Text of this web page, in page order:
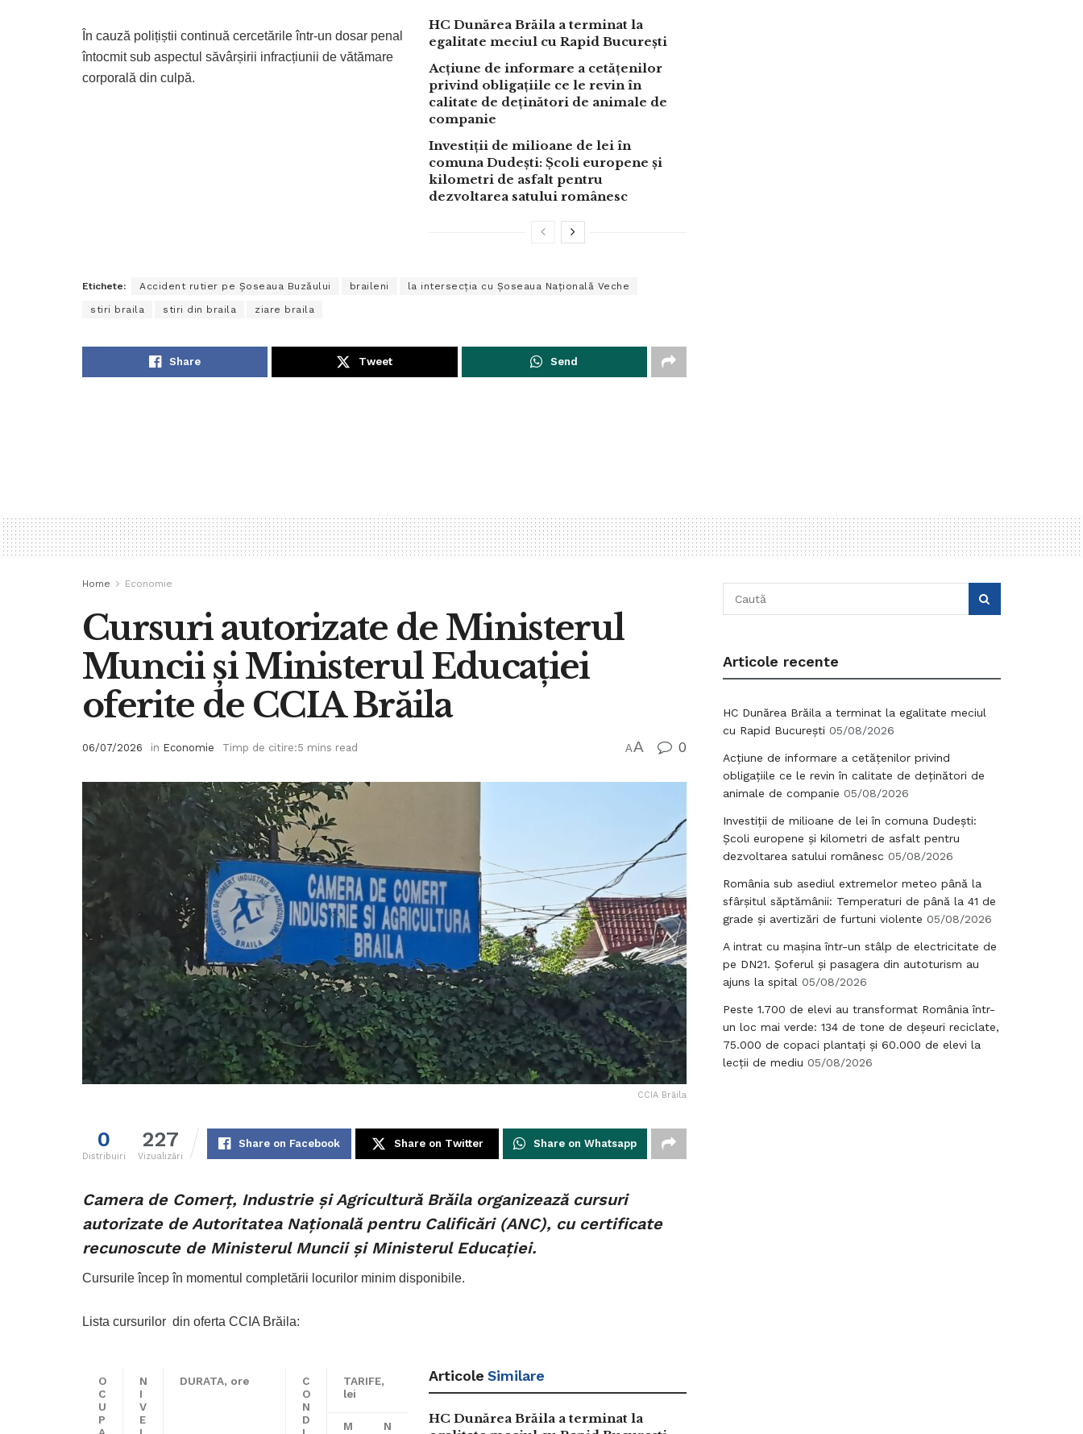
HC Dunărea Brăila a terminat la
egalitate meciul cu Rapid București
Acțiune de informare a cetățenilor
privind obligațiile ce le revin în
calitate de deținători de animale de
companie
Investiții de milioane de lei în
comuna Dudești: Școli europene și
kilometri de asfalt pentru
dezvoltarea satului românesc
În cauză polițiștii continuă cercetările într-un dosar penal
întocmit sub aspectul săvârșirii infracțiunii de vătămare
corporală din culpă.
Etichete: Accident rutier pe Șoseaua Buzăului braileni la intersecția cu Șoseaua Națională Veche
stiri braila stiri din braila ziare braila
Share Tweet Send
Home Economie
Cursuri autorizate de Ministerul
Muncii și Ministerul Educației
oferite de CCIA Brăila
06/07/2026 in Economie Timp de citire:5 mins read AA 0
CCIA Brăila
0
Distribuiri
227
Vizualizări
Share on Facebook Share on Twitter Share on Whatsapp
Camera de Comerț, Industrie și Agricultură Brăila organizează cursuri
autorizate de Autoritatea Națională pentru Calificări (ANC), cu certificate
recunoscute de Ministerul Muncii și Ministerul Educației.
Cursurile încep în momentul completării locurilor minim disponibile.
Lista cursurilor din oferta CCIA Brăila:
Articole Similare
HC Dunărea Brăila a terminat la
O
C
U
P
N
I
V
E
DURATA, ore
C
O
N
D
TARIFE,
lei
M
N
Articole recente
HC Dunărea Brăila a terminat la egalitate meciul
cu Rapid București 05/08/2026
Acțiune de informare a cetățenilor privind
obligațiile ce le revin în calitate de deținători de
animale de companie 05/08/2026
Investiții de milioane de lei în comuna Dudești:
Școli europene și kilometri de asfalt pentru
dezvoltarea satului românesc 05/08/2026
România sub asediul extremelor meteo până la
sfârșitul săptămânii: Temperaturi de până la 41 de
grade și avertizări de furtuni violente 05/08/2026
A intrat cu mașina într-un stâlp de electricitate de
pe DN21. Șoferul și pasagera din autoturism au
ajuns la spital 05/08/2026
Peste 1.700 de elevi au transformat România într-
un loc mai verde: 134 de tone de deșeuri reciclate,
75.000 de copaci plantați și 60.000 de elevi la
lecții de mediu 05/08/2026